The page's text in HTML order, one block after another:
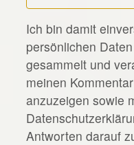
*
Ich bin damit
persönlichen
gesammelt und
meinen
anzuzeigen sowie
Antworten darauf